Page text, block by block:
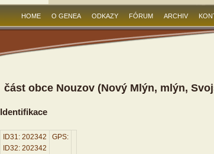
HOME O GENEA ODKAZY FÓRUM ARCHIV
část obce Nouzov (Nový Mlýn, mlýn,
Identifikace
ID31: 202342
ID32: 202342
GPS: